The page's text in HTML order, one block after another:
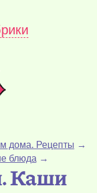
дома. Рецепты →
блюда →
Каши